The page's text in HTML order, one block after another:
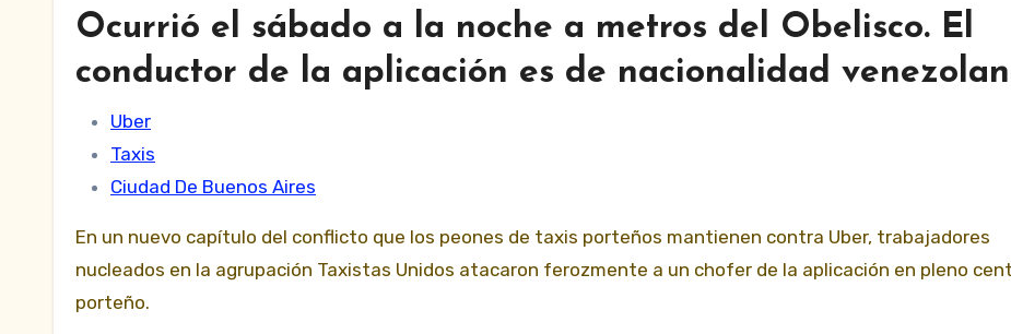
Ocurrió el sábado a la noche a metros del Obelisco. El
conductor de la aplicación es de nacionalidad
Uber
Taxis
Ciudad De Buenos Aires
En un nuevo capítulo del conflicto que los peones de taxis porteños mantienen contra Uber, trabajadores
nucleados en la agrupación Taxistas Unidos atacaron ferozmente a un chofer de la aplicación en pleno
porteño.